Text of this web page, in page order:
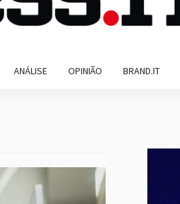
ANÁLISE OPINIÃO BRAND.IT